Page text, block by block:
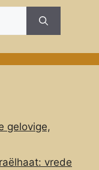
gelovige,
vrede